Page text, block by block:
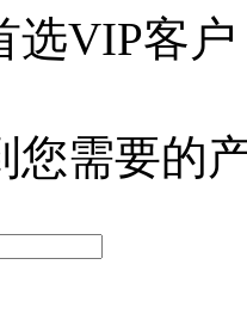
选VIP客户
您需要的